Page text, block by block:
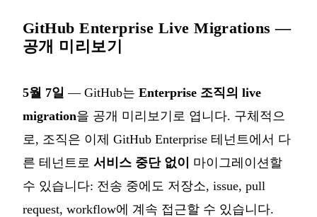
GitHub Enterprise Live Migrations —
공개 미리보기
5월 7일 — GitHub는 Enterprise 조직의 live
migration을 공개 미리보기로 엽니다. 구체적으
로, 조직은 이제 GitHub Enterprise 테넌트에서 다
른 테넌트로 서비스 중단 없이
마이그레이션할
수 있습니다: 전송 중에도 저장소, issue, pull
request, workflow에 계속 접근할 수 있습니다.